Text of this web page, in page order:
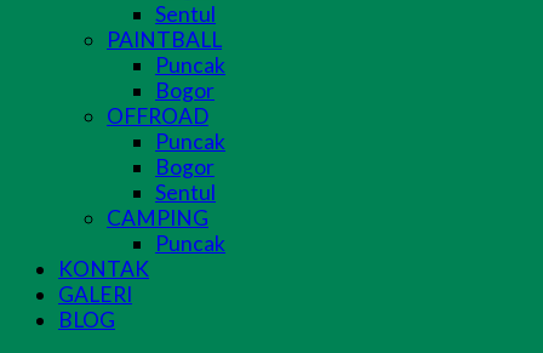
Sentul
PAINTBALL
Puncak
Bogor
OFFROAD
Puncak
Bogor
Sentul
CAMPING
Puncak
KONTAK
GALERI
BLOG